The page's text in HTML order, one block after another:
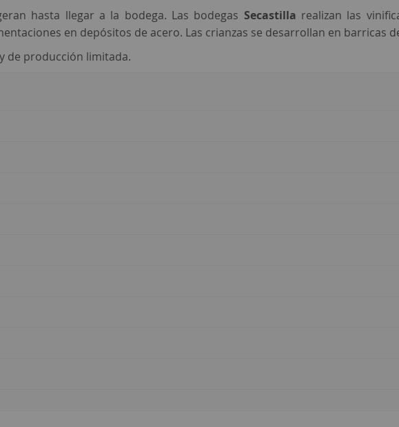
hasta llegar a la bodega. Las bodegas Secastilla realizan las
en depósitos de acero. Las crianzas se desarrollan en barricas
de producción limitada.